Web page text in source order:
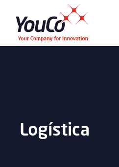
Logística